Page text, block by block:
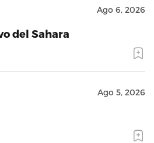
Ago 6, 2026
del Sahara
Ago 5, 2026